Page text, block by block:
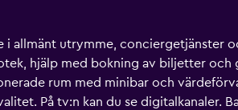
i allmänt utrymme, conciergetjänster
hjälp med bokning av biljetter och
rum med minibar och
På tv:n kan du se digitalkanaler.